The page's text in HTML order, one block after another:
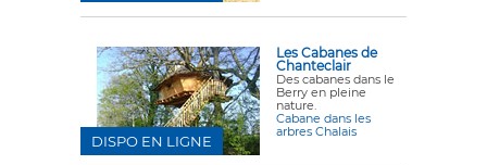
Les Cabanes de
Chanteclair
Des cabanes dans le
Berry en pleine
nature.
Cabane dans les
arbres Chalais
DISPO EN LIGNE